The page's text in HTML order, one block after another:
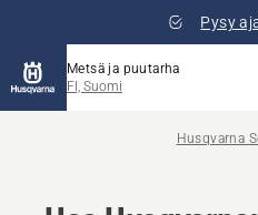
Pysy
Metsä ja puutarha
FI, Suomi
Husqvarna